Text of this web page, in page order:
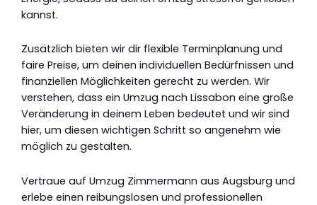
kannst.
Zusätzlich bieten wir dir flexible Terminplanung und
faire Preise, um deinen individuellen Bedürfnissen und
finanziellen Möglichkeiten gerecht zu werden. Wir
verstehen, dass ein Umzug nach Lissabon eine große
Veränderung in deinem Leben bedeutet und wir sind
hier, um diesen wichtigen Schritt so angenehm wie
möglich zu gestalten.
Vertraue auf Umzug Zimmermann aus Augsburg und
erlebe einen reibungslosen und professionellen